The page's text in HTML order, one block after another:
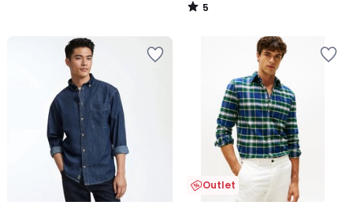
5
/
Outlet